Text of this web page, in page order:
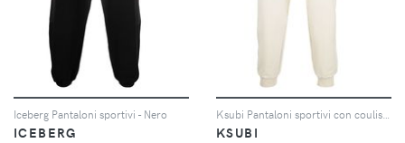
Iceberg Pantaloni sportivi - Nero
ICEBERG
Ksubi Pantaloni sportivi con coulisse - Toni neutri
KSUBI